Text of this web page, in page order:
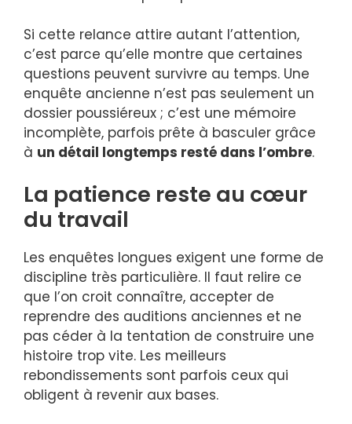
Si cette relance attire autant l’attention,
c’est parce qu’elle montre que certaines
questions peuvent survivre au temps. Une
enquête ancienne n’est pas seulement un
dossier poussiéreux ; c’est une mémoire
incomplète, parfois prête à basculer grâce
à un détail longtemps resté dans l’ombre.
La patience reste au cœur
du travail
Les enquêtes longues exigent une forme de
discipline très particulière. Il faut relire ce
que l’on croit connaître, accepter de
reprendre des auditions anciennes et ne
pas céder à la tentation de construire une
histoire trop vite. Les meilleurs
rebondissements sont parfois ceux qui
obligent à revenir aux bases.